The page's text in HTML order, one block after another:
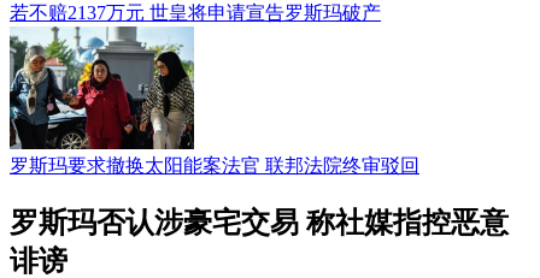
若不赔2137万元 世皇将申请宣告罗斯玛破产
罗斯玛要求撤换太阳能案法官 联邦法院终审驳回
罗斯玛否认涉豪宅交易 称社媒指控恶意
诽谤